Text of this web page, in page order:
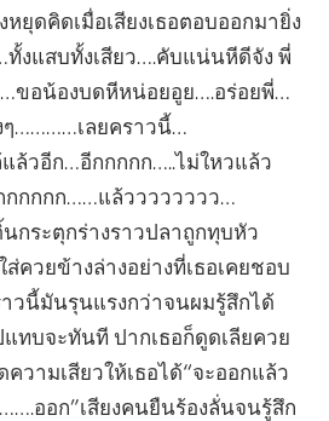
ยุดคิดเมื่อเสียงเธอตอบออกมายิ่ง
ทั้งแสบทั้งเสียว….คับแน่นหีดีจัง พี่
ขอน้องบดหีหน่อยอูย….อร่อยพี่…
ๆ…………เลยคราวนี้…
ล้วอีก…อีกกกกก…..ไม่ใหวแล้ว
กกกกก……แล้วววววววว…
นกระตุกร่างราวปลาถูกทุบหัว
ควยข้างล่างอย่างที่เธอเคยชอบ
วนี้มันรุนแรงกว่าจนผมรู้สึกได้
ทบจะทันที ปากเธอก็ดูดเลียควย
วามเสียวให้เธอได้“จะออกแล้ว
ออก”เสียงคนยืนร้องลั่นจนรู้สึก